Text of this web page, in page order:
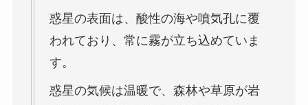
惑星の表面は、酸性の海や噴気孔に覆
われており、常に霧が立ち込めていま
す。
惑星の気候は温暖で、森林や草原が岩